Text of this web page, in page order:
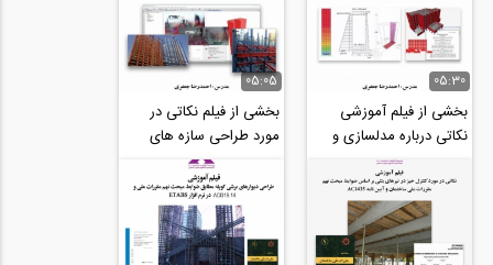
05:30
بخشی از فیلم آموزشی
نکاتی درباره مدلسازی و
طراحی دیوارهای حائل
زیرزمین در نرم...
05:05
بخشی از فیلم نکاتی در
مورد طراحی سازه های
فولادی با سیستم قاب
خمشی در نرم افزار...